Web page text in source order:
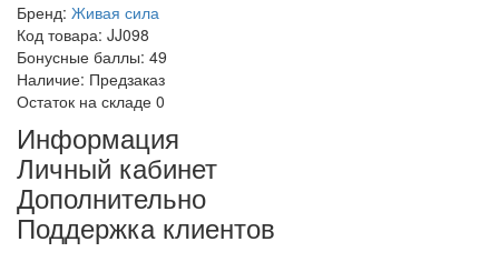
Бренд: Живая сила
Код товара: JJ098
Бонусные баллы: 49
Наличие: Предзаказ
Остаток на складе 0
Информация
Личный кабинет
Дополнительно
Поддержка клиентов